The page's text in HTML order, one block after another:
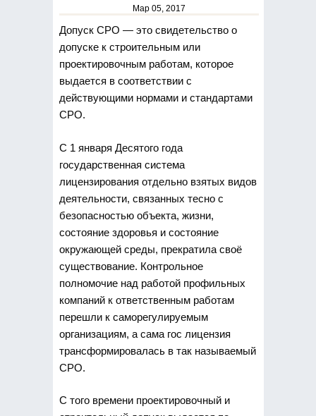
Мар 05, 2017
Допуск СРО — это свидетельство о
допуске к строительным или
проектировочным работам, которое
выдается в соответствии с
действующими нормами и стандартами
СРО.
С 1 января Десятого года
государственная система
лицензирования отдельно взятых видов
деятельности, связанных тесно с
безопасностью объекта, жизни,
состояние здоровья и состояние
окружающей среды, прекратила своё
существование. Контрольное
полномочие над работой профильных
компаний к ответственным работам
перешли к саморегулируемым
организациям, а сама гос лицензия
трансформировалась в так называемый
СРО.
С того времени проектировочный и